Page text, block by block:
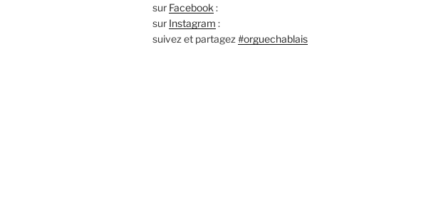
sur Facebook :
sur Instagram :
suivez et partagez #orguechablais